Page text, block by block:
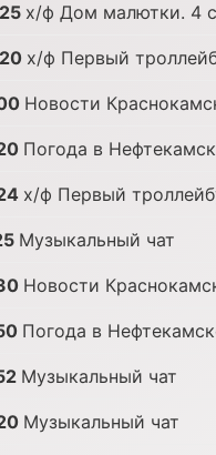
х/ф Дом малютки. 4
х/ф Первый
Новости
Погода в
х/ф Первый
Музыкальный чат
Новости
Погода в
Музыкальный чат
Музыкальный чат